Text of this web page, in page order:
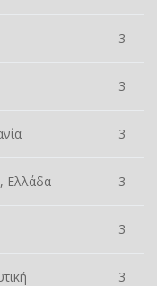
3
3
3
Ελλάδα 3
3
3